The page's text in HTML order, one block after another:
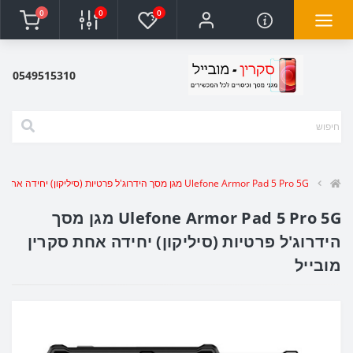
0
0
0
0549515310
Ulefone Armor Pad 5 Pro 5G מגן מסך הידרוג'ל פרטיות (סיליקון) יחידה אחת סקרין מובייל
Ulefone Armor Pad 5 Pro 5G מגן מסך
הידרוג'ל פרטיות (סיליקון) יחידה אחת סקרין
מובייל